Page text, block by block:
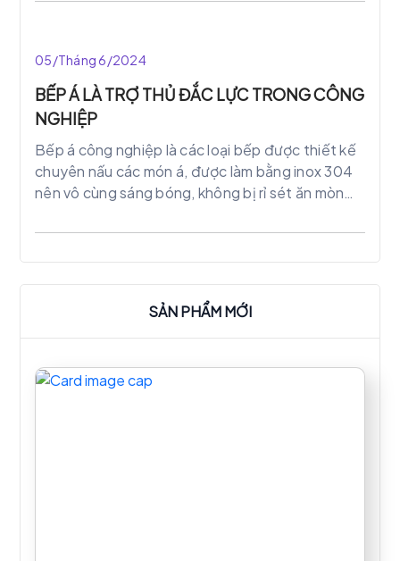
05/Tháng 6/2024
BẾP Á LÀ TRỢ THỦ ĐẮC LỰC TRONG CÔNG
NGHIỆP
Bếp á công nghiệp là các loại bếp được thiết kế
chuyên nấu các món á, được làm bằng inox 304
nên vô cùng sáng bóng, không bị rỉ sét ăn mòn
như ấp lực lớn giúp cho món ăn nhanh chín, đồng
SẢN PHẨM MỚI